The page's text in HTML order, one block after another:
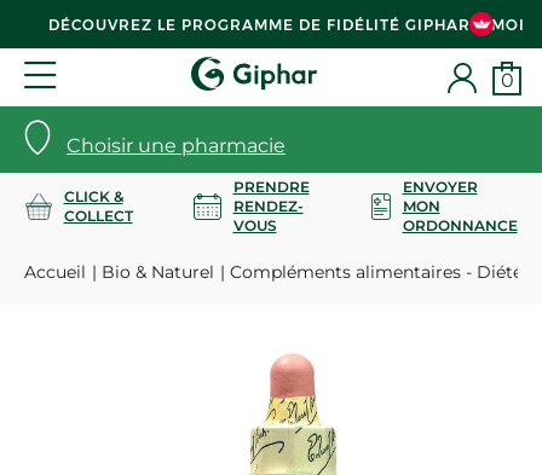
DÉCOUVREZ LE PROGRAMME DE FIDÉLITÉ GIPHAR & MOI
Choisir une pharmacie
0
CLICK &
COLLECT
PRENDRE
RENDEZ-
VOUS
ENVOYER
MON
ORDONNANCE
Accueil Bio & Naturel Compléments alimentaires -